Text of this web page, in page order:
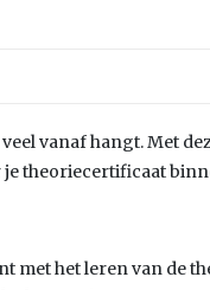
vanaf hangt. Met
theoriecertificaat
met het leren van de